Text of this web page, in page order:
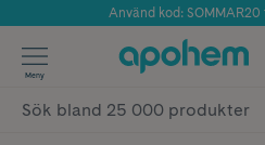
Årets Butik 2025
Använd kod:
✓ Fri frakt
✓ Poäng på
Meny